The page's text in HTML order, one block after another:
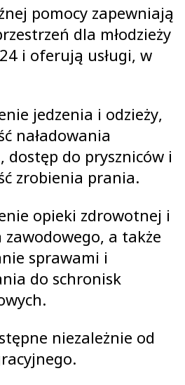
pomocy zapewniają
dla młodzieży
i oferują usługi, w
jedzenia i odzieży,
naładowania
dostęp do pryszniców i
zrobienia prania.
opieki zdrowotnej i
zawodowego, a także
sprawami i
do schronisk
niezależnie od